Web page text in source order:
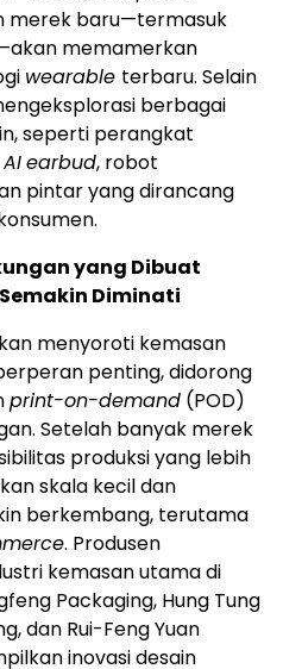
merek baru—termasuk
memamerkan
wearable terbaru. Selain
berbagai
seperti perangkat
AIearbud, robot
pintar yang dirancang
yang Dibuat
Diminati
menyoroti kemasan
penting, didorong
print-on-demand (POD)
Setelah banyak merek
produksi yang lebih
skala kecil dan
berkembang, terutama
. Produsen
kemasan utama di
Packaging, Hung Tung
dan Rui-Feng Yuan
inovasi desain